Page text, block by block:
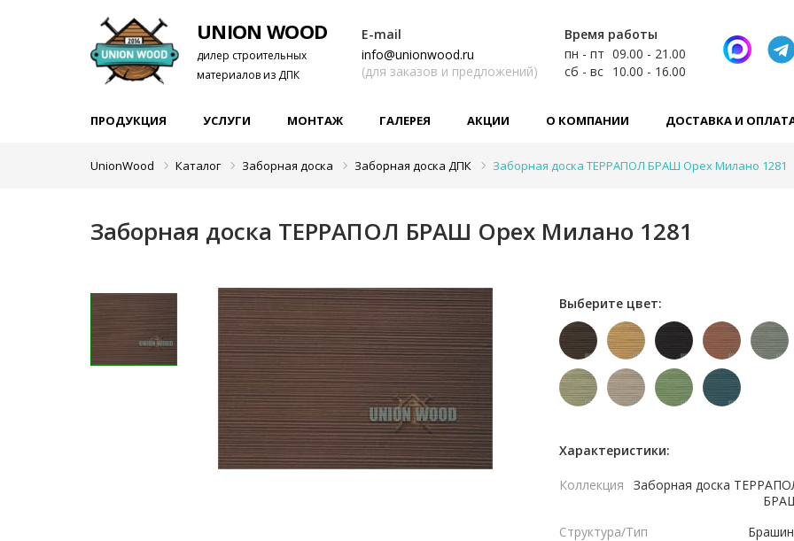
UNION WOOD
дилер строительных
материалов из ДПК
Время работы
пн - пт 09.00 - 21.00
сб - вс 10.00 - 16.00
E-mail
info@unionwood.ru
(для заказов и предложений)
ПРОДУКЦИЯ УСЛУГИ МОНТАЖ ГАЛЕРЕЯ АКЦИИ О КОМПАНИИ ДОСТАВКА И
UnionWood Каталог Заборная доска Заборная доска ДПК Заборная доска ТЕРРАПОЛ БРАШ Орех Милано 1281
Заборная доска ТЕРРАПОЛ БРАШ Орех Милано 1281
Выберите цвет:
Характеристики:
Коллекция
Заборная доска
Структура/Тип